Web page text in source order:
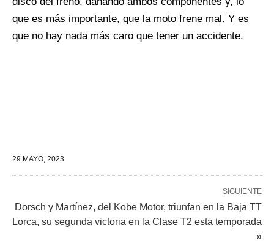
que es más importante, que la moto frene mal. Y es
que no hay nada más caro que tener un accidente.
29 MAYO, 2023
SIGUIENTE
Dorsch y Martínez, del Kobe Motor, triunfan en la Baja TT
Lorca, su segunda victoria en la Clase T2 esta temporada
»